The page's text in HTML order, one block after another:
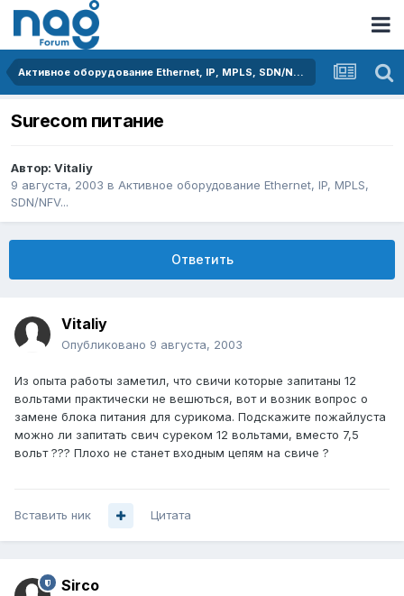
Активное оборудование Ethernet, IP, MPLS, SDN/NFV...
Surecom питание
Автор: Vitaliy
9 августа, 2003 в Активное оборудование Ethernet, IP, MPLS,
SDN/NFV...
Ответить
Vitaliy
Опубликовано 9 августа, 2003
Из опыта работы заметил, что свичи которые запитаны 12
вольтами практически не вешються, вот и возник вопрос о
замене блока питания для сурикома. Подскажите пожайлуста
можно ли запитать свич суреком 12 вольтами, вместо 7,5
вольт ??? Плохо не станет входным цепям на свиче ?
Вставить ник Цитата
Sirco